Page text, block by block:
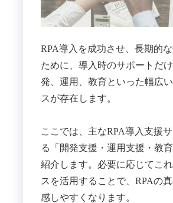
RPA導入を成功させ、長期的
ために、導入時のサポートだ
発、運用、教育といった幅広
スが存在します。
ここでは、主なRPA導入支援
る「開発支援・運用支援・教
紹介します。必要に応じてこ
スを活用することで、RPAの
感しやすくなります。